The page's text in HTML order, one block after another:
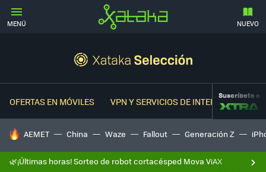
MENÚ NUEVO
OFERTAS EN MÓVILES VPN Y SERVICIOS DE INTERNETSuscríbete a
HOY SE HABLA DE
AEMET China Waze Fallout Generación Z
🌿¡Últimas horas! Sorteo de robot cortacésped Mova ViAX